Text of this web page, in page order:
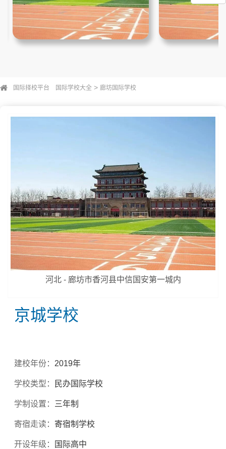
国际择校平台 国际学校大全 > 廊坊国际学校
河北 - 廊坊市香河县中信国安第一城内
京城学校
建校年份： 2019年
学校类型： 民办国际学校
学制设置： 三年制
寄宿走读： 寄宿制学校
开设年级： 国际高中